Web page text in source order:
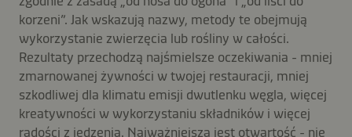
korzeni”. Jak wskazują nazwy, metody te obejmują
wykorzystanie zwierzęcia lub rośliny w całości.
Rezultaty przechodzą najśmielsze oczekiwania - mniej
zmarnowanej żywności w twojej restauracji, mniej
szkodliwej dla klimatu emisji dwutlenku węgla, więcej
kreatywności w wykorzystaniu składników i więcej
radości z jedzenia. Najważniejsza jest otwartość - nie